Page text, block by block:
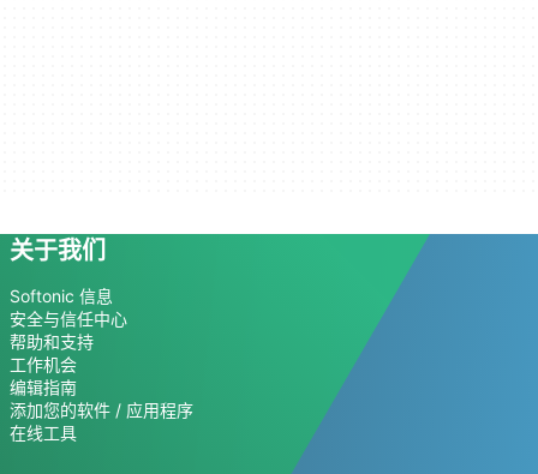
关于我们
Softonic 信息
安全与信任中心
帮助和支持
工作机会
编辑指南
添加您的软件 / 应用程序
在线工具